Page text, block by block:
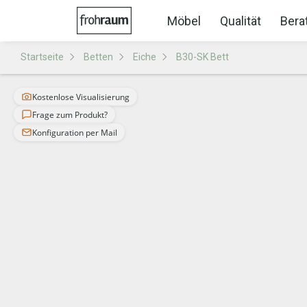
Möbel Qualität
Startseite Betten Eiche B30-SK Bett
Kostenlose Visualisierung
Frage zum Produkt?
Konfiguration per Mail